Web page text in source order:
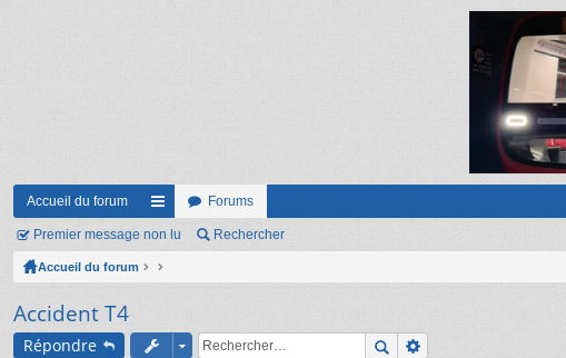
Accueil du forum
ac
co
ci
Forums
Premier message non lu Rechercher
Accueil du forum
Accident T4
Répondre